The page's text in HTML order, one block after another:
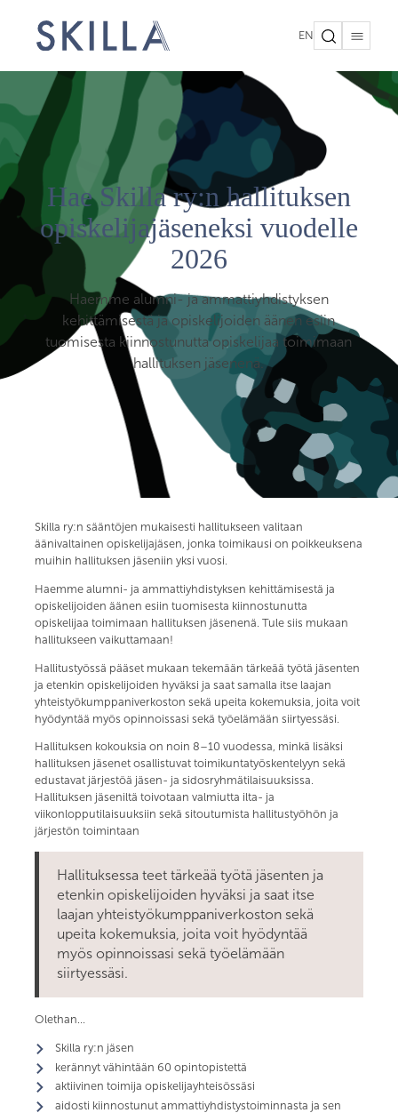
EN
Hae Skilla ry:n hallituksen
opiskelijajäseneksi vuodelle
2026
Haemme alumni- ja ammattiyhdistyksen
kehittämisestä ja opiskelijoiden äänen esiin
tuomisesta kiinnostunutta opiskelijaa toimimaan
hallituksen jäsenenä.
Skilla ry:n sääntöjen mukaisesti hallitukseen valitaan
äänivaltainen opiskelijajäsen, jonka toimikausi on poikkeuksena
muihin hallituksen jäseniin yksi vuosi.
Haemme alumni- ja ammattiyhdistyksen kehittämisestä ja
opiskelijoiden äänen esiin tuomisesta kiinnostunutta
opiskelijaa toimimaan hallituksen jäsenenä. Tule siis mukaan
hallitukseen vaikuttamaan!
Hallitustyössä pääset mukaan tekemään tärkeää työtä jäsenten
ja etenkin opiskelijoiden hyväksi ja saat samalla itse laajan
yhteistyökumppaniverkoston sekä upeita kokemuksia, joita voit
hyödyntää myös opinnoissasi sekä työelämään siirtyessäsi.
Hallituksen kokouksia on noin 8–10 vuodessa, minkä lisäksi
hallituksen jäsenet osallistuvat toimikuntatyöskentelyyn sekä
edustavat järjestöä jäsen- ja sidosryhmätilaisuuksissa.
Hallituksen jäseniltä toivotaan valmiutta ilta- ja
viikonlopputilaisuuksiin sekä sitoutumista hallitustyöhön ja
järjestön toimintaan
Hallituksessa teet tärkeää työtä jäsenten ja
etenkin opiskelijoiden hyväksi ja saat itse
laajan yhteistyökumppaniverkoston sekä
upeita kokemuksia, joita voit hyödyntää
myös opinnoissasi sekä työelämään
siirtyessäsi.
Olethan…
Skilla ry:n jäsen
kerännyt vähintään 60 opintopistettä
aktiivinen toimija opiskelijayhteisössäsi
aidosti kiinnostunut ammattiyhdistystoiminnasta ja sen